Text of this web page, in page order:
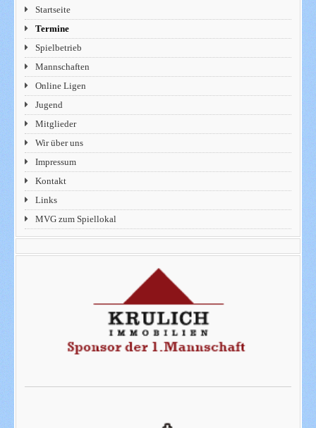
Startseite
Termine
Spielbetrieb
Mannschaften
Online Ligen
Jugend
Mitglieder
Wir über uns
Impressum
Kontakt
Links
MVG zum Spiellokal